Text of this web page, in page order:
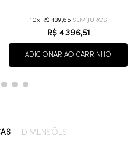
10 R$ 439,65
R$ 4.396,51
ADICIONAR AO CARRINHO
DIMENSÕES